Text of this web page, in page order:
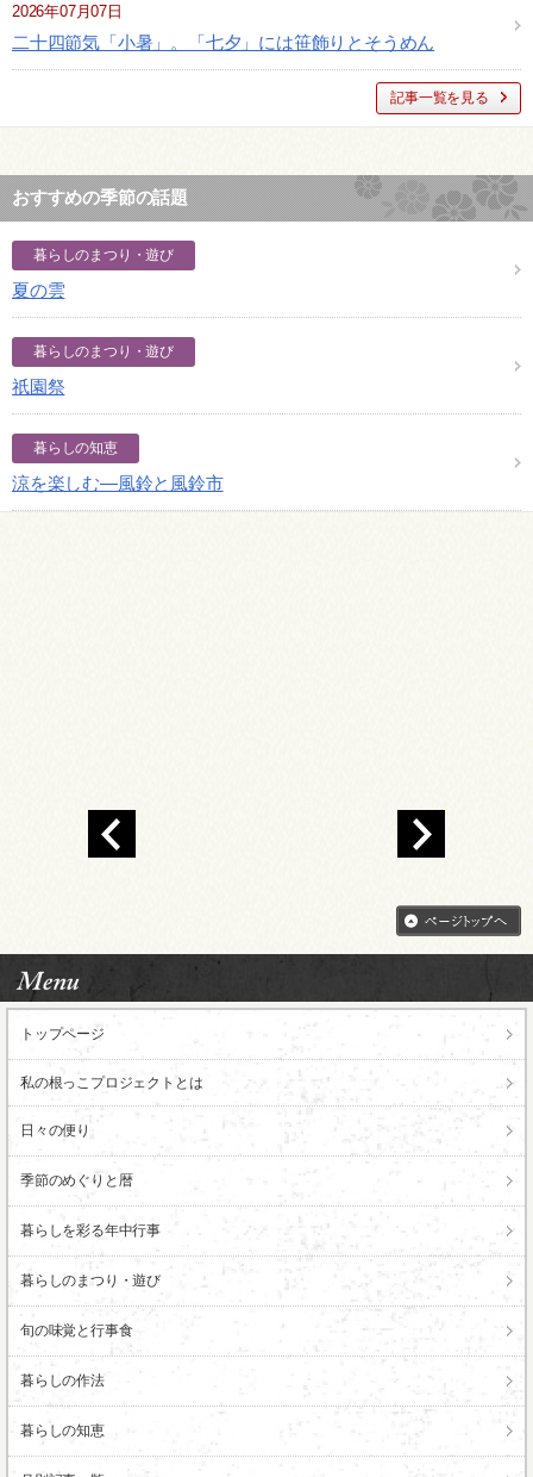
2026年07月07日
二十四節気「小暑」。「七夕」には笹飾りとそうめん
記事一覧を見る
おすすめの季節の話題
暮らしのまつり・遊び
夏の雲
暮らしのまつり・遊び
祇園祭
暮らしの知恵
涼を楽しむ―風鈴と風鈴市
トップページ
私の根っこ プロジェクトとは
日々の便り
季節のめぐりと暦
暮らしを彩る年中行事
暮らしのまつり・遊び
旬の味覚と行事食
暮らしの作法
暮らしの知恵